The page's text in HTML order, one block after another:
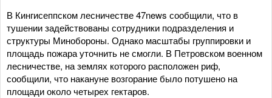
В Кингисеппском лесничестве 47news сообщили, что в
тушении задействованы сотрудники подразделения и
структуры Минобороны. Однако масштабы группировки и
площадь пожара уточнить не смогли. В Петровском военном
лесничестве, на землях которого расположен риф,
сообщили, что накануне возгорание было потушено на
площади около четырех гектаров.